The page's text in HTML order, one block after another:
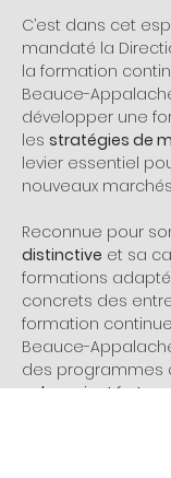
C’est dans cet
mandaté la
la formation
Beauce-
développer une
les stratégies de
levier essentiel
nouveaux
Reconnue pour
distinctive et sa
formations
concrets des
formation
Beauce-
des programmes
valeur ajoutée